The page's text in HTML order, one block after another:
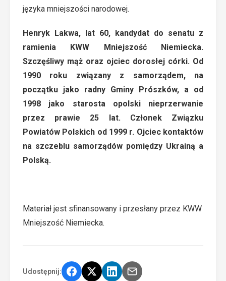
języka mniejszości narodowej.
Henryk Lakwa, lat 60, kandydat do senatu z
ramienia KWW Mniejszość Niemiecka.
Szczęśliwy mąż oraz ojciec dorosłej córki. Od
1990 roku związany z samorządem, na
początku jako radny Gminy Prószków, a od
1998 jako starosta opolski nieprzerwanie
przez prawie 25 lat. Członek Związku
Powiatów Polskich od 1999 r. Ojciec kontaktów
na szczeblu samorządów pomiędzy Ukrainą a
Polską.
Materiał jest sfinansowany i przesłany przez KWW
Mniejszość Niemiecka.
Udostępnij: